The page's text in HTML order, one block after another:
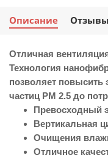
Описание Отзывы
Отличная
Технология
позволяет
частиц PM 2.5 до
Превосходный
Вертикальная
Очищения
Отличное